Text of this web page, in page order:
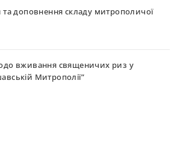
доповнення складу митрополичої
вживання священичих риз у
Митрополії”